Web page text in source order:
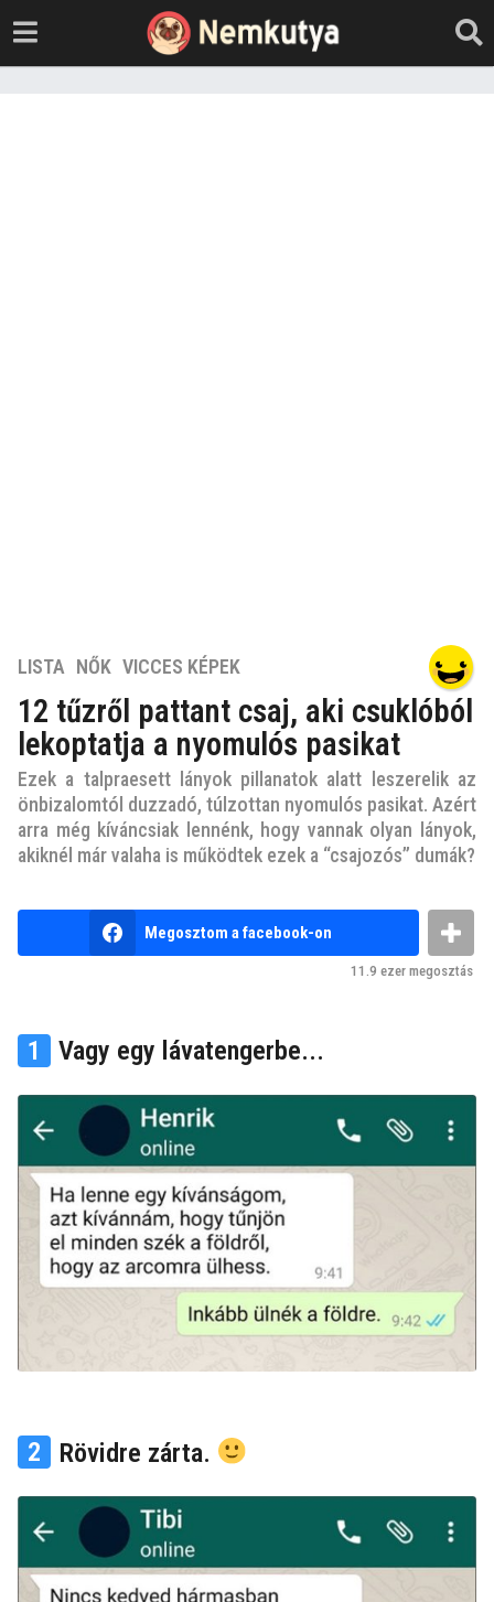
7
v
e
z
e
l
ő
t
é
z
e
l
LISTA ,NŐK ,VICCES KÉPEK
12 tűzről pattant csaj, aki csuklóból
lekoptatja a nyomulós pasikat
Ezek a talpraesett lányok pillanatok alatt leszerelik az
önbizalomtól duzzadó, túlzottan nyomulós pasikat. Azért
arra még kíváncsiak lennénk, hogy vannak olyan lányok,
akiknél már valaha is működtek ezek a “csajozós” dumák?
n
u
t
Megosztom a facebook-on
11.9 ezer megosztás
1 Vagy egy lávatengerbe...
2 Rövidre zárta.